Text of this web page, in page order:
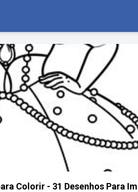
Colorir - 31 Desenhos Para